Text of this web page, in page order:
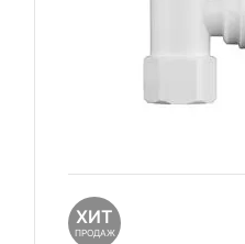
ХИТ
ПРОДАЖ